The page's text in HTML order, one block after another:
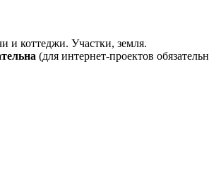
и коттеджи. Участки, земля.
(для интернет-проектов